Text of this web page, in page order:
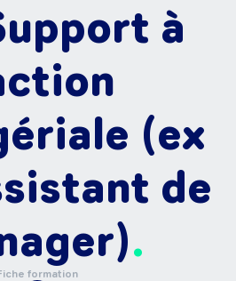
à
(ex
de
formation